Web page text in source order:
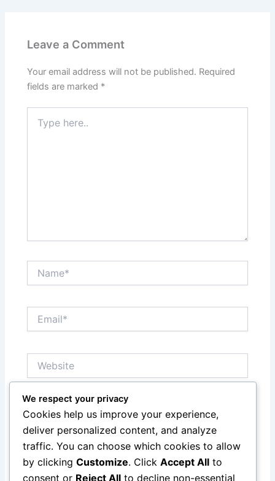
Leave a Comment
Your email address will not be published. Required
fields are marked *
here..
Save my name, email, and website in this browser
for the next time I comment.
We respect your privacy
Cookies help us improve your experience,
deliver personalized content, and analyze
traffic. You can choose which cookies to allow
by clicking Customize. Click Accept All to
consent or Reject All to decline non-essential